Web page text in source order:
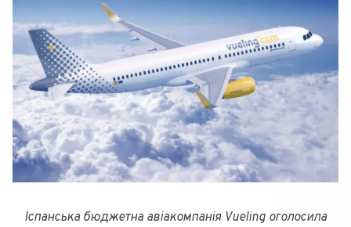
Іспанська бюджетна авіакомпанія Vueling оголосила